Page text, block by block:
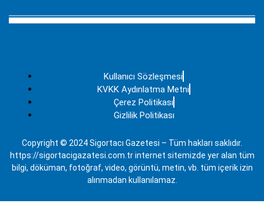
Kullanıcı Sözleşmesi
KVKK Aydınlatma Metni
Çerez Politikası
Gizlilik Politikası
Copyright © 2024 Sigortacı Gazetesi – Tüm hakları saklıdır.
https://sigortacigazatesi.com.tr internet sitemizde yer alan tüm
bilgi, döküman, fotoğraf, video, görüntü, metin, vb. tüm içerik izin
alınmadan kullanılamaz.